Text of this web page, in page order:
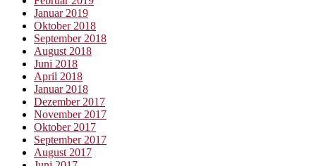
Januar 2019
Oktober 2018
September 2018
August 2018
Juni 2018
April 2018
Januar 2018
Dezember 2017
November 2017
Oktober 2017
September 2017
August 2017